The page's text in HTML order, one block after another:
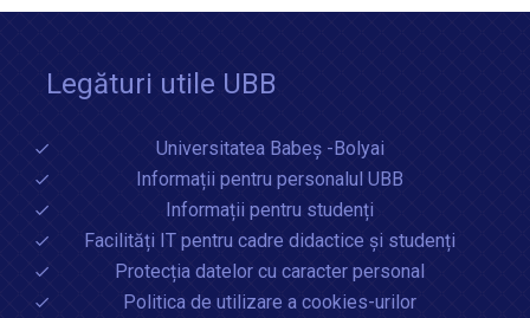
Legături utile UBB
Universitatea Babeș -Bolyai
Informații pentru personalul UBB
Informații pentru studenți
Facilități IT pentru cadre didactice și studenți
Protecția datelor cu caracter personal
Politica de utilizare a cookies-urilor